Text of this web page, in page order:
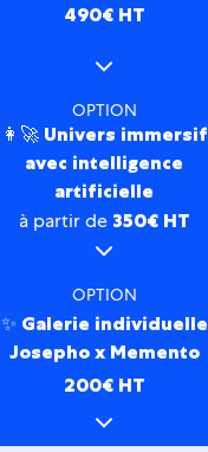
490€ HT
OPTION
👩‍🚀 Univers immersif
avec intelligence
artificielle
à partir de 350€ HT
OPTION
✨ Galerie individuelle
Josepho x Memento
200€ HT